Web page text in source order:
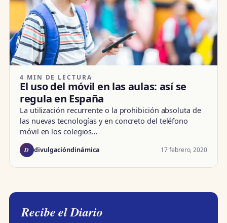
4 MIN DE LECTURA
El uso del móvil en las aulas: así se
regula en España
La utilización recurrente o la prohibición absoluta de
las nuevas tecnologías y en concreto del teléfono
móvil en los colegios…
D divulgacióndinámica 17 febrero, 2020
Recibe el Diario